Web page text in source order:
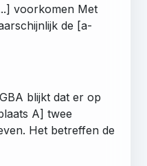
voorkomen Met
de [a-
blijkt dat er op
A] twee
Het betreffen de